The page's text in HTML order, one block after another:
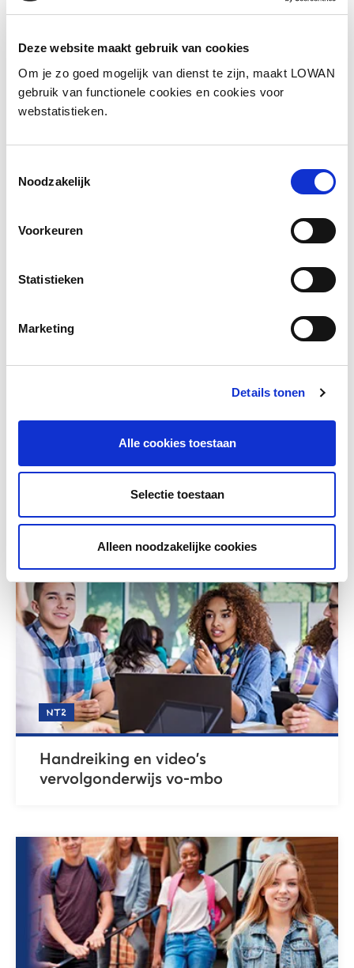
Deze website maakt gebruik van cookies
Om je zo goed mogelijk van dienst te zijn, maakt LOWAN
gebruik van functionele cookies en cookies voor
webstatistieken.
Noodzakelijk
Voorkeuren
Statistieken
Marketing
Details tonen
Alle cookies toestaan
Selectie toestaan
Alleen noodzakelijke cookies
Neem een kijkje en ga aan de slag
Bekijk ook
NT2
Handreiking en video's
vervolgonderwijs vo-mbo